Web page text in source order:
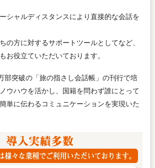
シャルディスタンスにより直接的な会話を
の方に対するサポートツールとしてなど、
お役立ていただいております。
部突破の「旅の指さし会話帳」の刊行で培
ウハウを活かし、国籍を問わず誰にとって
単に伝わるコミュニケーションを実現いた